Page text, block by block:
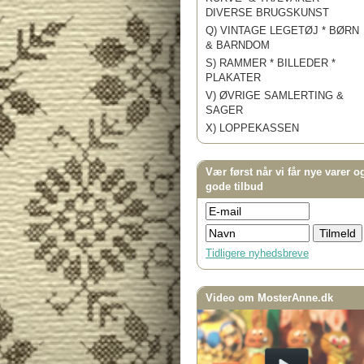
DIVERSE BRUGSKUNST
Q) VINTAGE LEGETØJ * BØRN
& BARNDOM
S) RAMMER * BILLEDER *
PLAKATER
V) ØVRIGE SAMLERTING &
SAGER
X) LOPPEKASSEN
Vær først når vi får nye varer
gode tilbud
Tidligere nyhedsbreve
Video om MosterAnne.dk